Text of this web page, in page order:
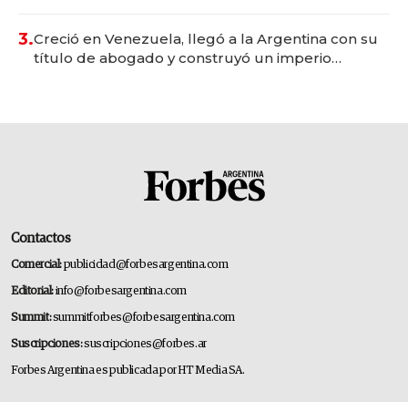
3.Creció en Venezuela, llegó a la Argentina con su
título de abogado y construyó un imperio
Contactos
Comercial:publicidad@forbesargentina.com
Editorial:info@forbesargentina.com
Summit:summitforbes@forbesargentina.com
Suscripciones:suscripciones@forbes.ar
Forbes Argentina es publicada por HT Media SA.